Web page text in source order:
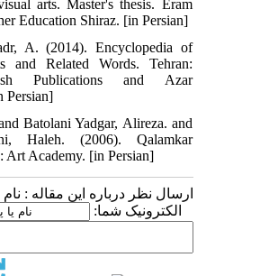
visual arts. Master's thesis. Eram
of Higher Education Shiraz. [in Persian]
Sadr, A. (2014). Encyclopedia of
Arts and Related Words. Tehran:
Danesh Publications and Azar
[in Persian]
H. and Batolani Yadgar, Alireza. and
Haleh. (2006). Qalamkar
Tehran: Art Academy. [in Persian]
ارسال نظر درباره این مقاله : نام کاربری
الکترونیک شما: